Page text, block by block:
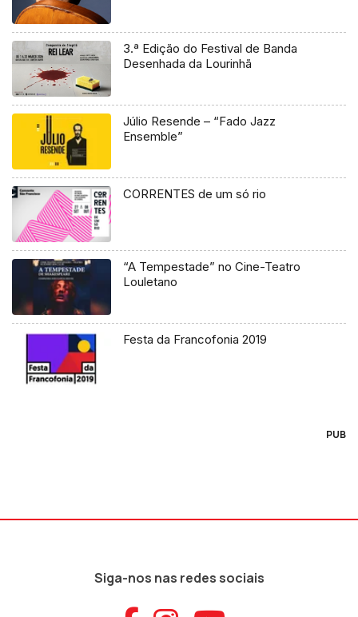
3.ª Edição do Festival de Banda
Desenhada da Lourinhã
Júlio Resende – “Fado Jazz
Ensemble”
CORRENTES de um só rio
“A Tempestade” no Cine-Teatro
Louletano
Festa da Francofonia 2019
PUB
Siga-nos nas redes sociais